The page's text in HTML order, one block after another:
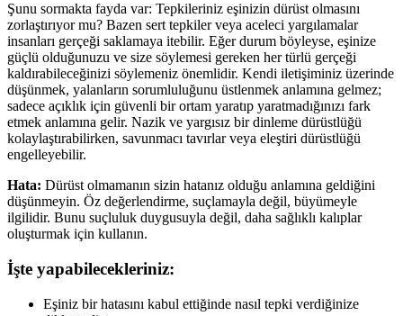
Şunu sormakta fayda var: Tepkileriniz eşinizin dürüst olmasını
zorlaştırıyor mu? Bazen sert tepkiler veya aceleci yargılamalar
insanları gerçeği saklamaya itebilir. Eğer durum böyleyse, eşinize
güçlü olduğunuzu ve size söylemesi gereken her türlü gerçeği
kaldırabileceğinizi söylemeniz önemlidir. Kendi iletişiminiz üzerinde
düşünmek, yalanların sorumluluğunu üstlenmek anlamına gelmez;
sadece açıklık için güvenli bir ortam yaratıp yaratmadığınızı fark
etmek anlamına gelir. Nazik ve yargısız bir dinleme dürüstlüğü
kolaylaştırabilirken, savunmacı tavırlar veya eleştiri dürüstlüğü
engelleyebilir.
Hata: Dürüst olmamanın sizin hatanız olduğu anlamına geldiğini
düşünmeyin. Öz değerlendirme, suçlamayla değil, büyümeyle
ilgilidir. Bunu suçluluk duygusuyla değil, daha sağlıklı kalıplar
oluşturmak için kullanın.
İşte yapabilecekleriniz:
Eşiniz bir hatasını kabul ettiğinde nasıl tepki verdiğinize